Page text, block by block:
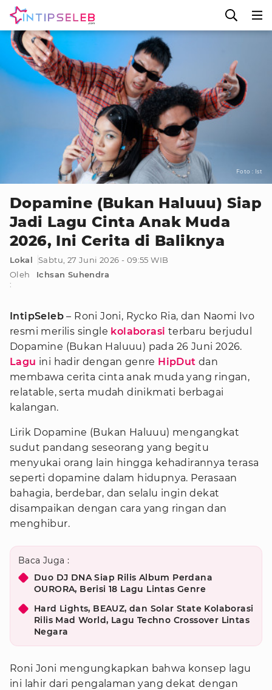
Foto : Ist
Dopamine (Bukan Haluuu) Siap
Jadi Lagu Cinta Anak Muda
2026, Ini Cerita di Baliknya
Lokal
Sabtu, 27 Juni 2026 - 09:55 WIB
Oleh
:
Ichsan Suhendra
IntipSeleb – Roni Joni, Rycko Ria, dan Naomi Ivo
resmi merilis single kolaborasi terbaru berjudul
Dopamine (Bukan Haluuu) pada 26 Juni 2026.
Lagu ini hadir dengan genre HipDut dan
membawa cerita cinta anak muda yang ringan,
relatable, serta mudah dinikmati berbagai
kalangan.
Lirik Dopamine (Bukan Haluuu) mengangkat
sudut pandang seseorang yang begitu
menyukai orang lain hingga kehadirannya terasa
seperti dopamine dalam hidupnya. Perasaan
bahagia, berdebar, dan selalu ingin dekat
disampaikan dengan cara yang ringan dan
menghibur.
Baca Juga :
Duo DJ DNA Siap Rilis Album Perdana
OURORA, Berisi 18 Lagu Lintas Genre
Hard Lights, BEAUZ, dan Solar State Kolaborasi
Rilis Mad World, Lagu Techno Crossover Lintas
Negara
Roni Joni mengungkapkan bahwa konsep lagu
ini lahir dari pengalaman yang dekat dengan